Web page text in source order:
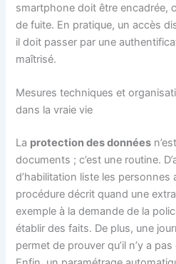
smartphone doit être encadrée,
de fuite. En pratique, un accès
il doit passer par une
maîtrisé.
Mesures techniques et
dans la vraie vie
La protection des données
documents ; c’est une routine.
d’habilitation liste les personnes
procédure décrit quand une
exemple à la demande de la
établir des faits. De plus, une
permet de prouver qu’il n’y a